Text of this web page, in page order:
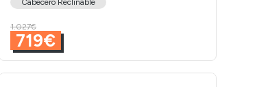
1.027€
719€